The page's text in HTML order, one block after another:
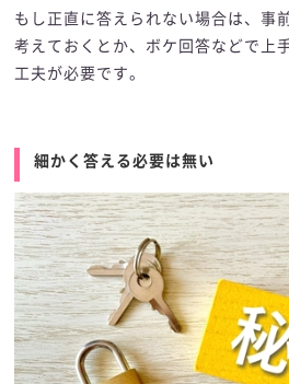
もし正直に答えられない場合は、事
考えておくとか、ボケ回答などで上
工夫が必要です。
細かく答える必要は無い